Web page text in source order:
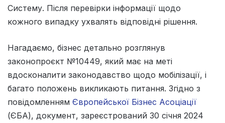
Систему. Після перевірки інформації щодо
кожного випадку ухвалять відповідні рішення.
Нагадаємо, бізнес детально розглянув
законопроєкт №10449, який має на меті
вдосконалити законодавство щодо мобілізації, і
багато положень викликають питання. Згідно з
повідомленням Європейської Бізнес Асоціації
(ЄБА), документ, зареєстрований 30 січня 2024